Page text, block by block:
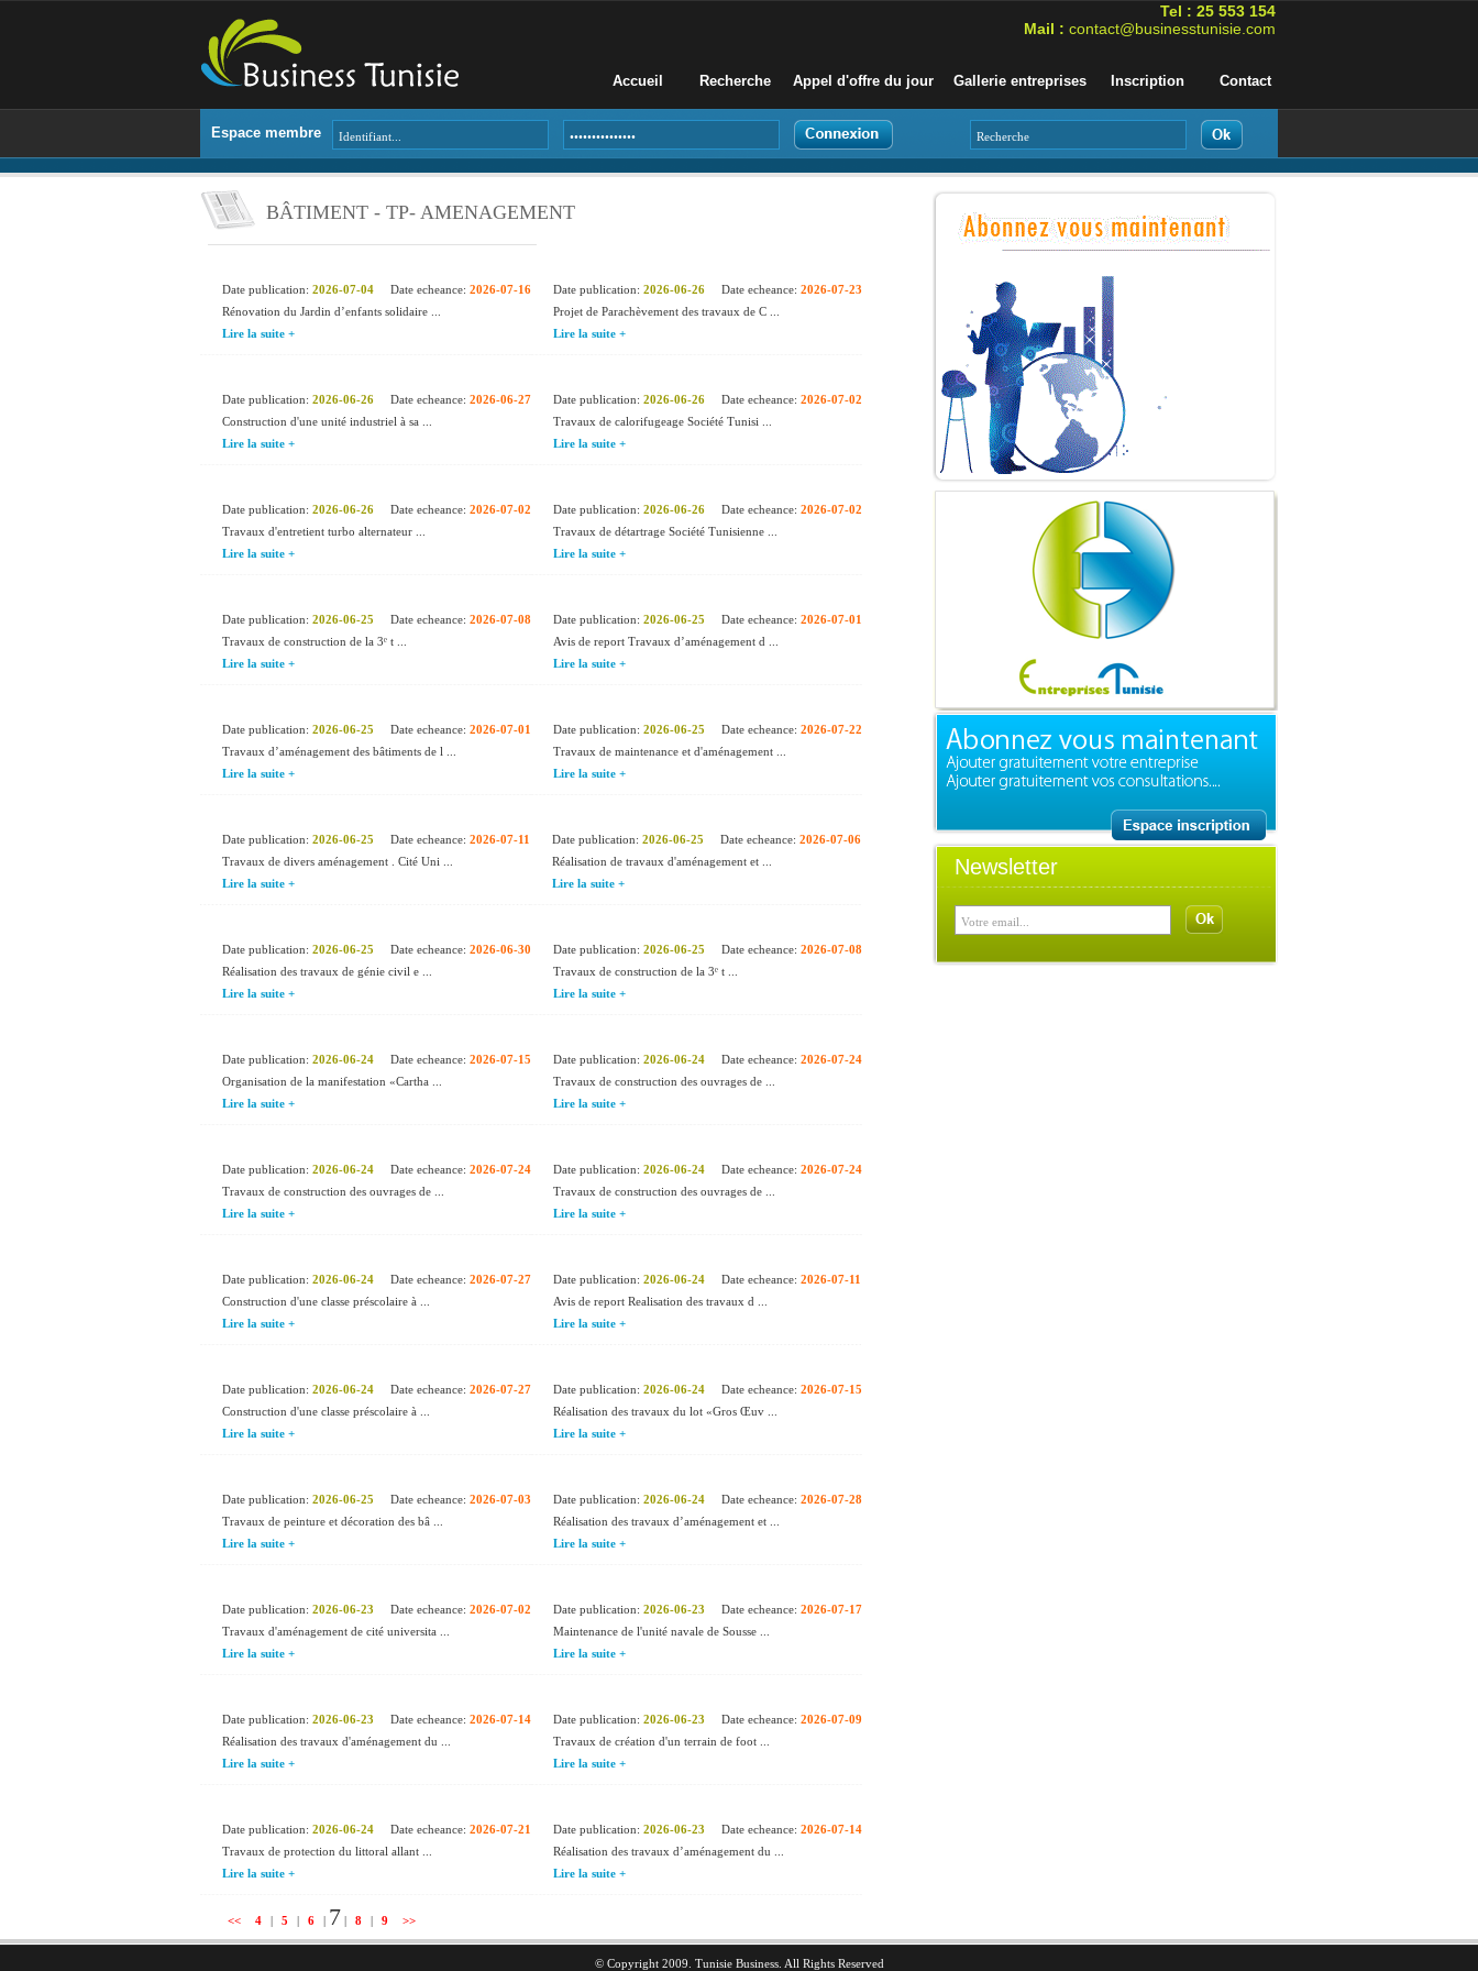
Tel : 25 553 154
Mail : contact@businesstunisie.com
Accueil Recherche Appel d'offre du jour Gallerie entreprises Inscription Contact
Espace membre
BÂTIMENT - TP- AMENAGEMENT
Date publication: 2026-07-04 Date echeance: 2026-07-16
Rénovation du Jardin d’enfants solidaire ...
Lire la suite +
Date publication: 2026-06-26 Date echeance: 2026-07-23
Projet de Parachèvement des travaux de C ...
Lire la suite +
Date publication: 2026-06-26 Date echeance: 2026-06-27
Construction d'une unité industriel à sa ...
Lire la suite +
Date publication: 2026-06-26 Date echeance: 2026-07-02
Travaux de calorifugeage Société Tunisi ...
Lire la suite +
Date publication: 2026-06-26 Date echeance: 2026-07-02
Travaux d'entretient turbo alternateur ...
Lire la suite +
Date publication: 2026-06-26 Date echeance: 2026-07-02
Travaux de détartrage Société Tunisienne ...
Lire la suite +
Date publication: 2026-06-25 Date echeance: 2026-07-08
Travaux de construction de la 3ᵉ t ...
Lire la suite +
Date publication: 2026-06-25 Date echeance: 2026-07-01
Avis de report Travaux d’aménagement d ...
Lire la suite +
Date publication: 2026-06-25 Date echeance: 2026-07-01
Travaux d’aménagement des bâtiments de l ...
Lire la suite +
Date publication: 2026-06-25 Date echeance: 2026-07-22
Travaux de maintenance et d'aménagement ...
Lire la suite +
Date publication: 2026-06-25 Date echeance: 2026-07-11
Travaux de divers aménagement . Cité Uni ...
Lire la suite +
Date publication: 2026-06-25 Date echeance: 2026-07-06
Réalisation de travaux d'aménagement et ...
Lire la suite +
Date publication: 2026-06-25 Date echeance: 2026-06-30
Réalisation des travaux de génie civil e ...
Lire la suite +
Date publication: 2026-06-25 Date echeance: 2026-07-08
Travaux de construction de la 3ᵉ t ...
Lire la suite +
Date publication: 2026-06-24 Date echeance: 2026-07-15
Organisation de la manifestation «Cartha ...
Lire la suite +
Date publication: 2026-06-24 Date echeance: 2026-07-24
Travaux de construction des ouvrages de ...
Lire la suite +
Date publication: 2026-06-24 Date echeance: 2026-07-24
Travaux de construction des ouvrages de ...
Lire la suite +
Date publication: 2026-06-24 Date echeance: 2026-07-24
Travaux de construction des ouvrages de ...
Lire la suite +
Date publication: 2026-06-24 Date echeance: 2026-07-27
Construction d'une classe préscolaire à ...
Lire la suite +
Date publication: 2026-06-24 Date echeance: 2026-07-11
Avis de report Realisation des travaux d ...
Lire la suite +
Date publication: 2026-06-24 Date echeance: 2026-07-27
Construction d'une classe préscolaire à ...
Lire la suite +
Date publication: 2026-06-24 Date echeance: 2026-07-15
Réalisation des travaux du lot «Gros Œuv ...
Lire la suite +
Date publication: 2026-06-25 Date echeance: 2026-07-03
Travaux de peinture et décoration des bâ ...
Lire la suite +
Date publication: 2026-06-24 Date echeance: 2026-07-28
Réalisation des travaux d’aménagement et ...
Lire la suite +
Date publication: 2026-06-23 Date echeance: 2026-07-02
Travaux d'aménagement de cité universita ...
Lire la suite +
Date publication: 2026-06-23 Date echeance: 2026-07-17
Maintenance de l'unité navale de Sousse ...
Lire la suite +
Date publication: 2026-06-23 Date echeance: 2026-07-14
Réalisation des travaux d'aménagement du ...
Lire la suite +
Date publication: 2026-06-23 Date echeance: 2026-07-09
Travaux de création d'un terrain de foot ...
Lire la suite +
Date publication: 2026-06-24 Date echeance: 2026-07-21
Travaux de protection du littoral allant ...
Lire la suite +
Date publication: 2026-06-23 Date echeance: 2026-07-14
Réalisation des travaux d’aménagement du ...
Lire la suite +
<< 4 | 5 | 6 | 7 | 8 | 9 >>
Newsletter
© Copyright 2009. Tunisie Business. All Rights Reserved